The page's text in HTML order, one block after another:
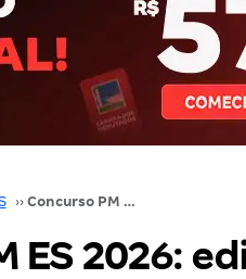
›› Concurso PM ES 2026: editais iminentes; veja!
ES 2026: